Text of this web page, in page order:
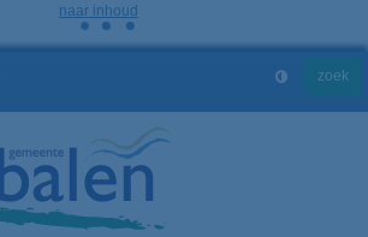
naar inhoud